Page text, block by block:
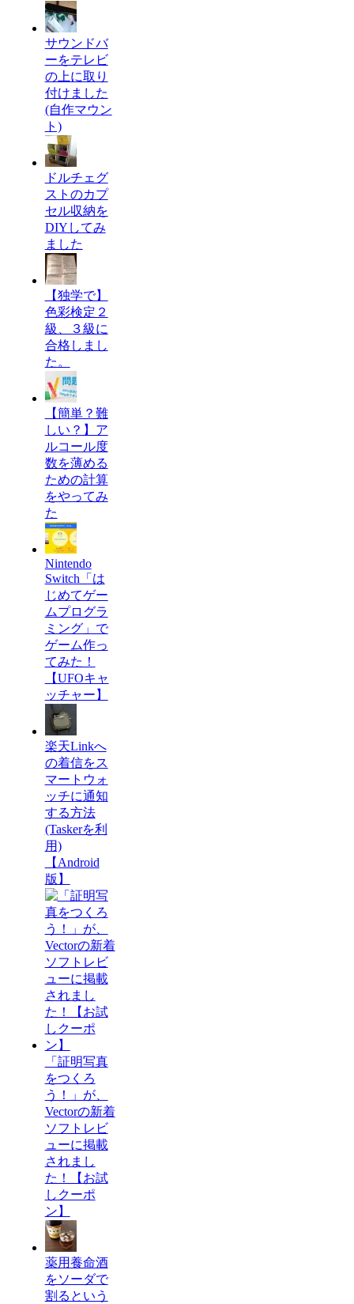
サウンドバ
ーをテレビ
の上に取り
付けました
(自作マウン
ト)
ドルチェグ
ストのカプ
セル収納を
DIYしてみ
ました
【独学で】
色彩検定２
級、３級に
合格しまし
た。
【簡単？難
しい？】ア
ルコール度
数を薄める
ための計算
をやってみ
た
Nintendo
Switch「は
じめてゲー
ムプログラ
ミング」で
ゲーム作っ
てみた！
【UFOキャ
ッチャー】
楽天Linkへ
の着信をス
マートウォ
ッチに通知
する方法
(Taskerを利
用)
【Android
版】
「証明写真
をつくろ
う！」が、
Vectorの新着
ソフトレビ
ューに掲載
されまし
た！【お試
しクーポ
ン】
薬用養命酒
をソーダで
割るという